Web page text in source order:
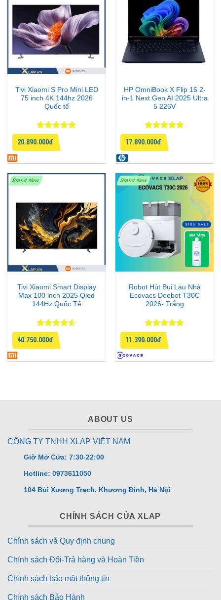
Tivi Xiaomi S Pro Mini LED
75 inch 4K 144hz 2026
Quốc tế
Được xếp
hạng
55
sao
20.890.000đ
HP OmniBook X Flip 16 2-
in-1 Next Gen AI 2025 Ultra
5 226V
Được xếp
hạng
4.75
5 sao
17.890.000đ
Brand New
Tivi Xiaomi Smart Display
Max 100 inch 2025 Qled
144Hz Quốc Tế
Được xếp
hạng
4.5
5 sao
40.750.000đ
Brand New
Robot Hút Bụi Lau Nhà
Ecovacs Deebot T30C
2026- Trắng
Được xếp
hạng
4.75
5 sao
11.390.000đ
ABOUT US
CÔNG TY TNHH XLAP VIỆT NAM
Giờ Mở Cửa: 7:30-22:00
Hotline: 0973611050
104 Bùi Xương Trạch, Khương Đình, Hà Nội
CHÍNH SÁCH CỦA XLAP
Chính sách và Quy định chung
Chính sách Đổi-Trả hàng và Hoàn Tiền
Chính sách bảo mật thông tin
Chính sách Bảo Hành